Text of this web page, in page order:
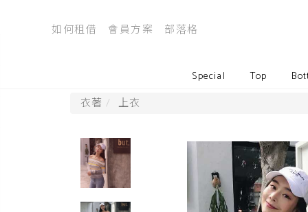
如何租借 會員方案 部落格
Special Top
衣著 上衣